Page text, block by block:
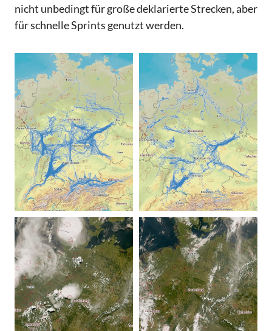
nicht unbedingt für große deklarierte Strecken, aber
für schnelle Sprints genutzt werden.